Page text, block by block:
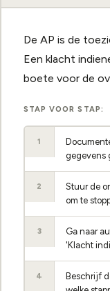
De AP is de
Een klacht
boete voor de
STAP VOOR STAP:
1
gegevens
2
Stuur de
om te
3
Ga naar
'Klacht
4
Beschrijf